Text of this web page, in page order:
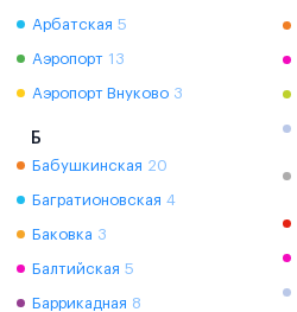
Арбатская 5
Аэропорт 13
Аэропорт Внуково 3
Б
Бабушкинская 20
Багратионовская 4
Баковка 3
Балтийская 5
Баррикадная 8